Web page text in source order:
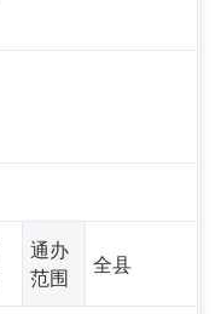
通办
范围
全县